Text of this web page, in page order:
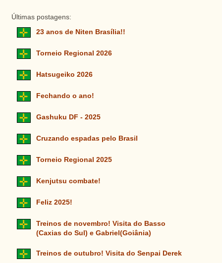
Últimas postagens:
23 anos de Niten Brasília!!
Torneio Regional 2026
Hatsugeiko 2026
Fechando o ano!
Gashuku DF - 2025
Cruzando espadas pelo Brasil
Torneio Regional 2025
Kenjutsu combate!
Feliz 2025!
Treinos de novembro! Visita do Basso
(Caxias do Sul) e Gabriel(Goiânia)
Treinos de outubro! Visita do Senpai Derek